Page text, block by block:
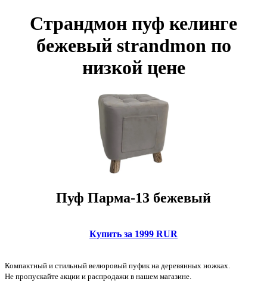
Страндмон пуф келинге
бежевый strandmon по
низкой цене
Пуф Парма-13 бежевый
Купить за 1999 RUR
Компактный и стильный велюровый пуфик на деревянных ножках.
Не пропускайте акции и распродажи в нашем магазине.